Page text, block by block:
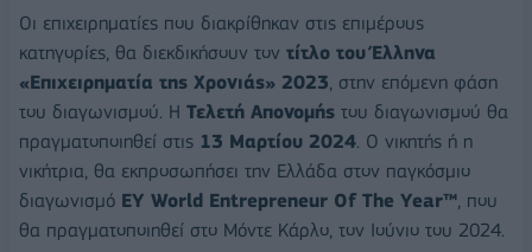
Οι επιχειρηματίες που διακρίθηκαν στις επιμέρους
κατηγορίες, θα διεκδικήσουν τον τίτλο του Έλληνα
«Επιχειρηματία της Χρονιάς» 2023 , στην επόμενη φάση
του διαγωνισμού. Η Τελετή Απονομής του διαγωνισμού θα
πραγματοποιηθεί στις 13 Μαρτίου 2024. O νικητής ή η
νικήτρια, θα εκπροσωπήσει την Ελλάδα στον παγκόσμιο
διαγωνισμό EY World Entrepreneur Of The Year™ , που
θα πραγματοποιηθεί στο Μόντε Κάρλο, τον Ιούνιο του 2024.